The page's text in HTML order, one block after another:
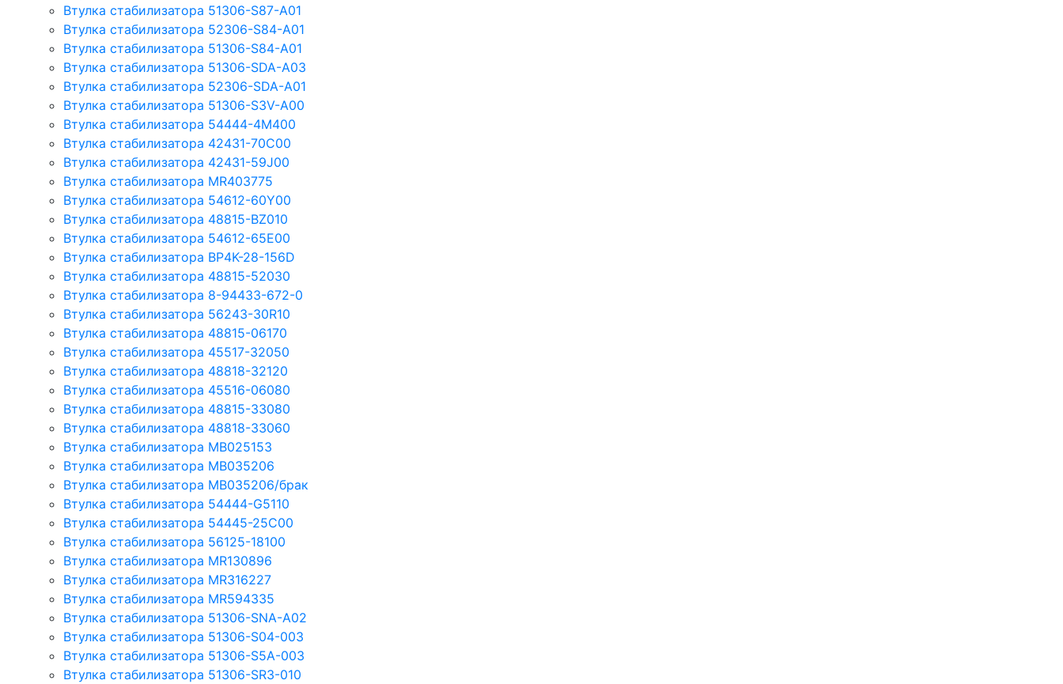
Втулка стабилизатора 51306-S87-A01
Втулка стабилизатора 52306-S84-A01
Втулка стабилизатора 51306-S84-A01
Втулка стабилизатора 51306-SDA-A03
Втулка стабилизатора 52306-SDA-A01
Втулка стабилизатора 51306-S3V-A00
Втулка стабилизатора 54444-4M400
Втулка стабилизатора 42431-70С00
Втулка стабилизатора 42431-59J00
Втулка стабилизатора MR403775
Втулка стабилизатора 54612-60Y00
Втулка стабилизатора 48815-BZ010
Втулка стабилизатора 54612-65Е00
Втулка стабилизатора BP4K-28-156D
Втулка стабилизатора 48815-52030
Втулка стабилизатора 8-94433-672-0
Втулка стабилизатора 56243-30R10
Втулка стабилизатора 48815-06170
Втулка стабилизатора 45517-32050
Втулка стабилизатора 48818-32120
Втулка стабилизатора 45516-06080
Втулка стабилизатора 48815-33080
Втулка стабилизатора 48818-33060
Втулка стабилизатора MB025153
Втулка стабилизатора MB035206
Втулка стабилизатора MB035206/брак
Втулка стабилизатора 54444-G5110
Втулка стабилизатора 54445-25C00
Втулка стабилизатора 56125-18100
Втулка стабилизатора MR130896
Втулка стабилизатора MR316227
Втулка стабилизатора MR594335
Втулка стабилизатора 51306-SNA-A02
Втулка стабилизатора 51306-S04-003
Втулка стабилизатора 51306-S5A-003
Втулка стабилизатора 51306-SR3-010